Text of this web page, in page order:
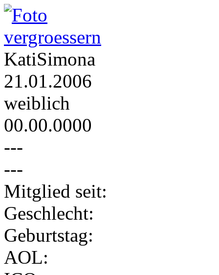
KatiSimona
21.01.2006
weiblich
00.00.0000
---
---
Mitglied seit:
Geschlecht:
Geburtstag:
AOL: